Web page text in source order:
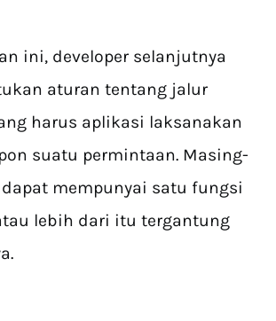
ini, developer selanjutnya
aturan tentang jalur
harus aplikasi laksanakan
suatu permintaan. Masing-
mempunyai satu fungsi
lebih dari itu tergantung